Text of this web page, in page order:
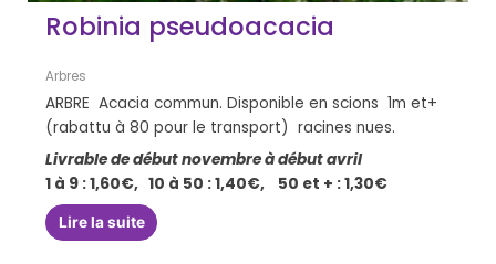
Robinia pseudoacacia
Arbres
ARBRE Acacia commun. Disponible en scions 1m et+
(rabattu à 80 pour le transport) racines nues.
Livrable de début novembre à début avril
1 à 9 : 1,60€, 10 à 50 : 1,40€, 50 et + : 1,30€
Lire la suite